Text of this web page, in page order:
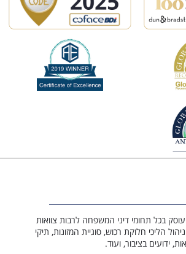
עוסק בכל תחומי דיני המשפחה לרבות צוואות
ניהול הליכי חלוקת רכוש, סוגיית המזונות, תיקי
ידועים בציבור, ועוד.